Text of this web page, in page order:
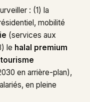
: (1) la
mobilité
(services aux
le halal premium
tourisme
en arrière-plan),
en pleine